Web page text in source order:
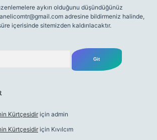
aykırı olduğunu düşündüğünüz
adresine bildirmeniz halinde,
içerisinde sitemizden kaldırılacaktır.
Kürtçesidir için admin
Kürtçesidir için Kıvılcım